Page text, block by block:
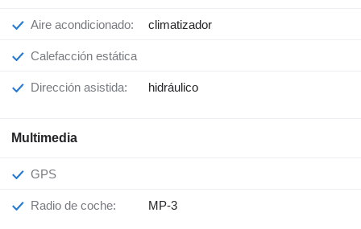
Aire acondicionado: climatizador
Calefacción estática
Dirección asistida: hidráulico
Multimedia
GPS
Radio de coche: MP-3